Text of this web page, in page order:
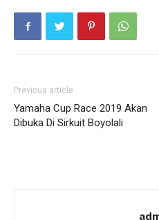
Previous article
Yamaha Cup Race 2019 Akan
Dibuka Di Sirkuit Boyolali